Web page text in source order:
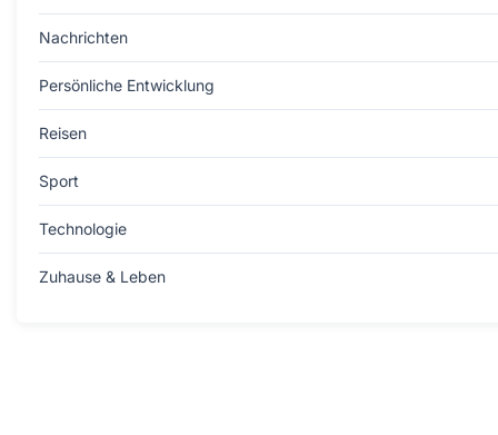
Nachrichten
Persönliche Entwicklung
Reisen
Sport
Technologie
Zuhause & Leben